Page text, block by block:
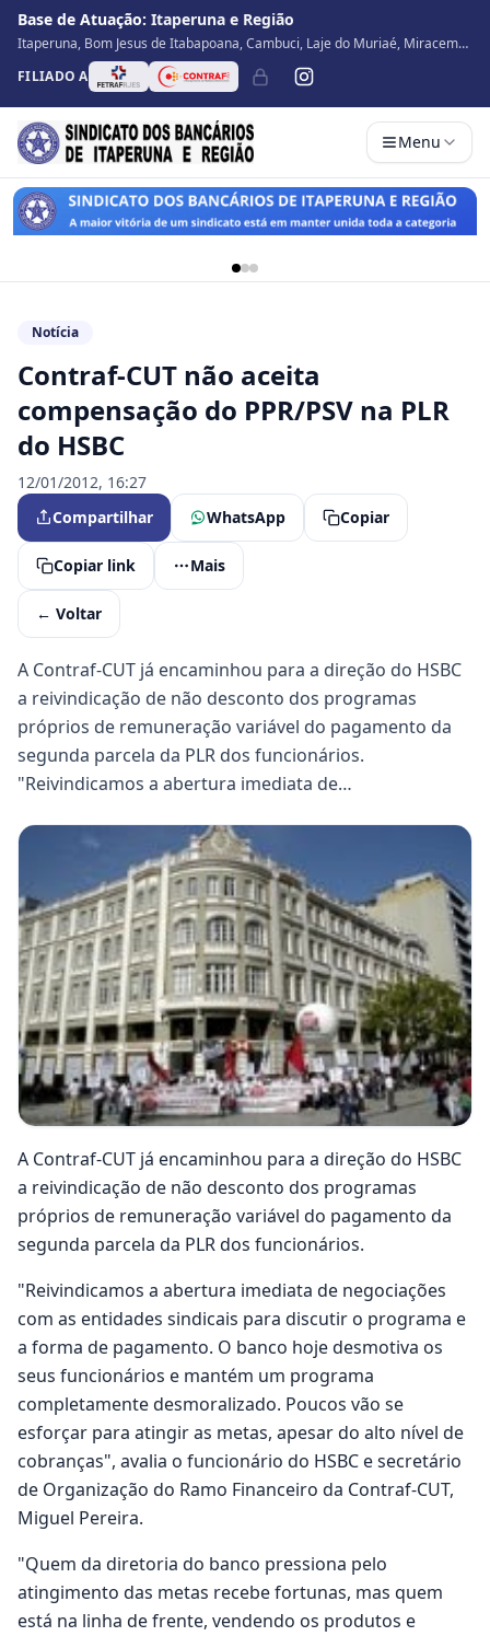
Base de Atuação: Itaperuna e Região
Itaperuna, Bom Jesus de Itabapoana, Cambuci, Laje do Muriaé, Miracema,
Natividade, Porciúncula, São José de Ubá, Santo Antônio de Pádua, Varre
Sai
FILIADO A
Menu
Notícia
Contraf-CUT não aceita
compensação do PPR/PSV na PLR
do HSBC
12/01/2012, 16:27
Compartilhar
WhatsApp Copiar
Copiar link Mais
← Voltar
A Contraf-CUT já encaminhou para a direção do HSBC
a reivindicação de não desconto dos programas
próprios de remuneração variável do pagamento da
segunda parcela da PLR dos funcionários.
"Reivindicamos a abertura imediata de…
A Contraf-CUT já encaminhou para a direção do HSBC
a reivindicação de não desconto dos programas
próprios de remuneração variável do pagamento da
segunda parcela da PLR dos funcionários.
"Reivindicamos a abertura imediata de negociações
com as entidades sindicais para discutir o programa e
a forma de pagamento. O banco hoje desmotiva os
seus funcionários e mantém um programa
completamente desmoralizado. Poucos vão se
esforçar para atingir as metas, apesar do alto nível de
cobranças", avalia o funcionário do HSBC e secretário
de Organização do Ramo Financeiro da Contraf-CUT,
Miguel Pereira.
"Quem da diretoria do banco pressiona pelo
atingimento das metas recebe fortunas, mas quem
está na linha de frente, vendendo os produtos e